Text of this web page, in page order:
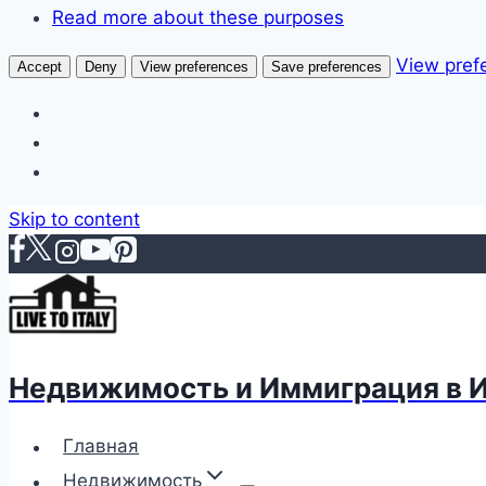
Read more about these purposes
Accept Deny View preferences Save preferences View
Skip to content
Недвижимость и Иммиграция в
Главная
Недвижимость